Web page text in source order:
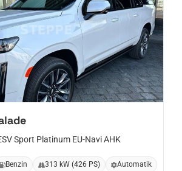
Sport Platinum EU-Navi AHK
Benzin 313 kW (426 PS) Automatik